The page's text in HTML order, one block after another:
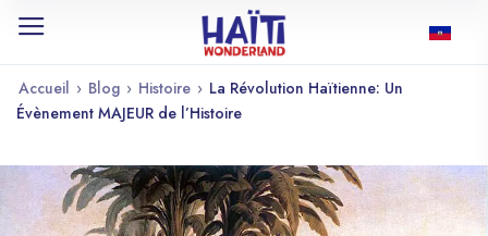
Accueil › Blog › Histoire › La Révolution Haïtienne: Un
Évènement MAJEUR de l’Histoire